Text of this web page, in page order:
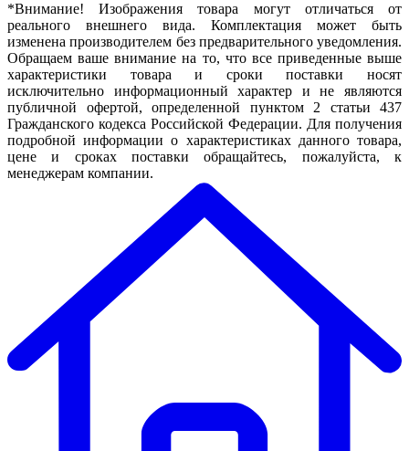
*Внимание! Изображения товара могут отличаться от
реального внешнего вида. Комплектация может быть
изменена производителем без предварительного уведомления.
Обращаем ваше внимание на то, что все приведенные выше
характеристики товара и сроки поставки носят
исключительно информационный характер и не являются
публичной офертой, определенной пунктом 2 статьи 437
Гражданского кодекса Российской Федерации. Для получения
подробной информации о характеристиках данного товара,
цене и сроках поставки обращайтесь, пожалуйста, к
менеджерам компании.